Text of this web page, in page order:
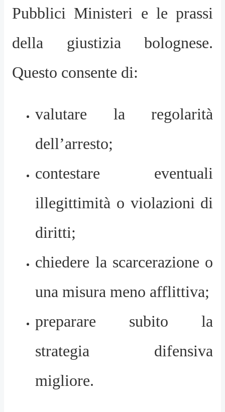
Pubblici Ministeri e le prassi
della giustizia bolognese.
Questo consente di:
valutare la regolarità
dell’arresto;
contestare eventuali
illegittimità o violazioni di
diritti;
chiedere la scarcerazione o
una misura meno afflittiva;
preparare subito la
strategia difensiva
migliore.